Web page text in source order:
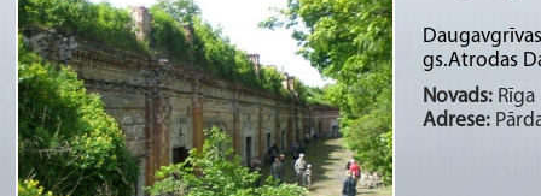
gs.Atrodas
Novads:
Adrese: